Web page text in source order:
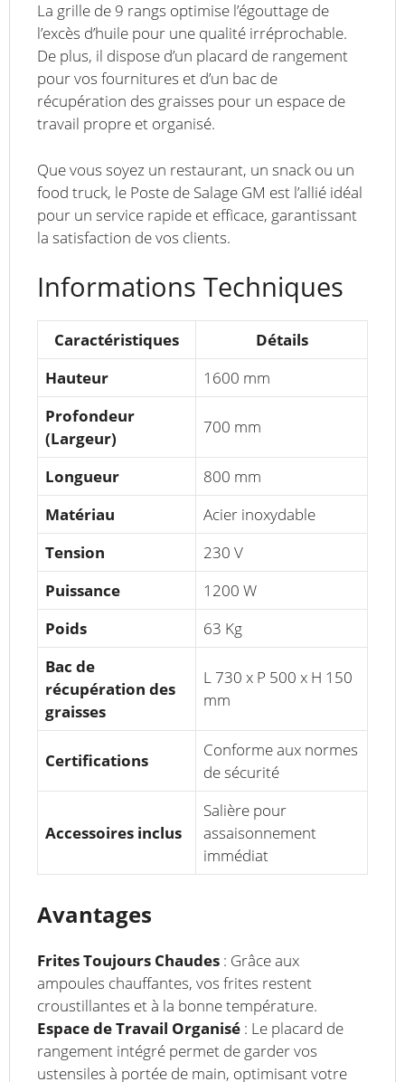
La grille de 9 rangs optimise l’égouttage de
l’excès d’huile pour une qualité irréprochable.
De plus, il dispose d’un placard de rangement
pour vos fournitures et d’un bac de
récupération des graisses pour un espace de
travail propre et organisé.
Que vous soyez un restaurant, un snack ou un
food truck, le Poste de Salage GM est l’allié idéal
pour un service rapide et efficace, garantissant
la satisfaction de vos clients.
Informations Techniques
Caractéristiques
Détails
Hauteur
1600 mm
Profondeur
(Largeur)
700 mm
Longueur
800 mm
Matériau
Acier inoxydable
Tension
230 V
Puissance
1200 W
Poids
63 Kg
Bac de
récupération des
graisses
L 730 x P 500 x H 150
mm
Certifications
Conforme aux normes
de sécurité
Accessoires inclus
Salière pour
assaisonnement
immédiat
Avantages
Frites Toujours Chaudes : Grâce aux
ampoules chauffantes, vos frites restent
croustillantes et à la bonne température.
Espace de Travail Organisé : Le placard de
rangement intégré permet de garder vos
ustensiles à portée de main, optimisant votre